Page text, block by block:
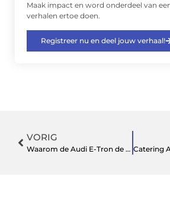
Maak impact en word onderdeel van
verhalen ertoe doen.
Registreer nu en deel jouw verhaal!
VORIG
Waarom de Audi E-Tron de ultieme luxe SUV is